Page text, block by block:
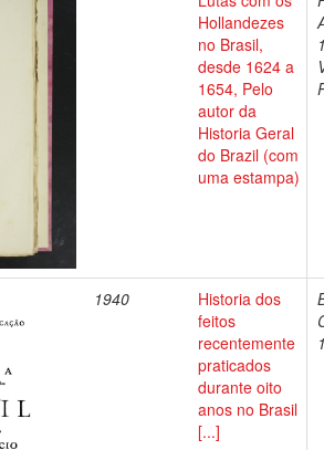
Hollandezes
no Brasil,
desde 1624 a
1654, Pelo
autor da
Historia Geral
do Brazil (com
uma estampa)
1940
Historia dos
feitos
recentemente
praticados
durante oito
anos no Brasil
[...]